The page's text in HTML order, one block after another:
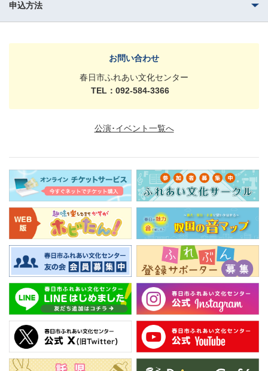
申込方法
お問い合わせ
春日市ふれあい文化センター
TEL：092-584-3366
公演･イベント一覧へ